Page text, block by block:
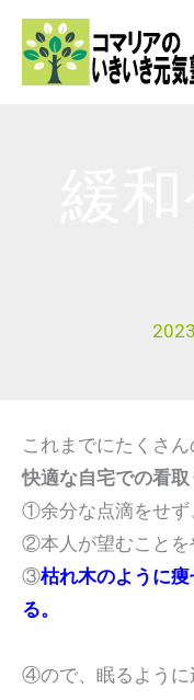
これまでにたくさん
快適な自宅での看取
①余分な点滴をせず
②本人が望むことを
③枯れ木のように
る。
④ので、眠るように